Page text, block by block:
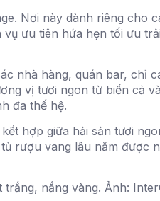
Nơi này dành riêng cho
ưu tiên hứa hẹn tối ưu
nhà hàng, quán bar, chỉ
vị tươi ngon từ biển cả
đa thế hệ.
hợp giữa hải sản tươi
rượu vang lâu năm được